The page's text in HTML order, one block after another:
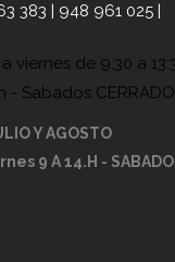
383 | 948 961 025 |
viernes de 9,30 a
- Sabados CERRADO
Y AGOSTO
9 A 14.H -